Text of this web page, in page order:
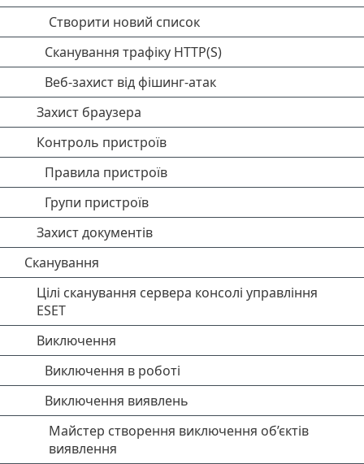
Створити новий список
Сканування трафіку HTTP(S)
Веб-захист від фішинг-атак
Захист браузера
Контроль пристроїв
Правила пристроїв
Групи пристроїв
Захист документів
Сканування
Цілі сканування сервера консолі управління
ESET
Виключення
Виключення в роботі
Виключення виявлень
Майстер створення виключення об’єктів
виявлення